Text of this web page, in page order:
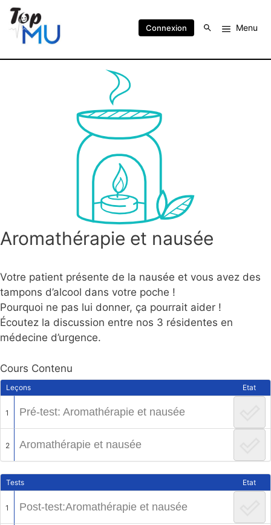
Connexion Menu
Aromathérapie et nausée
Votre patient présente de la nausée et vous avez des
tampons d’alcool dans votre poche !
Pourquoi ne pas lui donner, ça pourrait aider !
Écoutez la discussion entre nos 3 résidentes en
médecine d’urgence.
Cours Contenu
Leçons Etat
1 Pré-test: Aromathérapie et nausée
2 Aromathérapie et nausée
Tests Etat
1 Post-test:Aromathérapie et nausée